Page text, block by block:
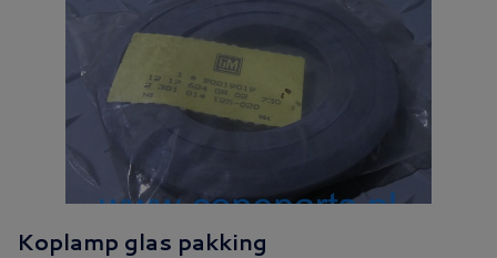
Koplamp glas pakking